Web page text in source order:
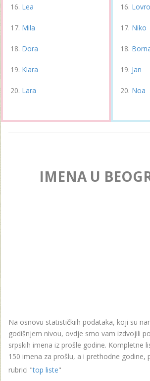
Lea
Mila
Dora
Klara
Lara
Lovro
Niko
Jan
Noa
IMENA U
Na osnovu statističkiih podataka, koji su
godišnjem nivou, ovdje smo vam izdvojili
srpskih imena iz prošle godine. Kompletne
150 imena za prošlu, a i prethodne godine,
rubrici "top liste"